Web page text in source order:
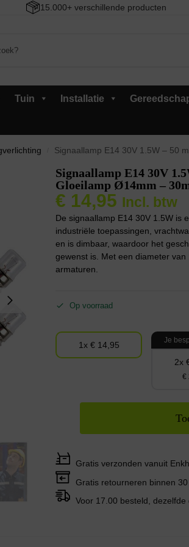
15.000+ verschillende producten
Tuin Installatie
Signaallamp E14 30V 1.5W – 50
Signaallamp E14 30V
Gloeilamp Ø14mm –
€ 14,95 Incl. btw
De signaallamp E14 30V 1.5W is
industriële toepassingen,
en is dimbaar, waardoor het
gewenst is. Met een diameter
armaturen.
Op voorraad
1x € 14,95 Je
2x
€
Gratis verzonden vanuit
Gratis retourneren binnen
Voor 17.00 besteld, dezelfde